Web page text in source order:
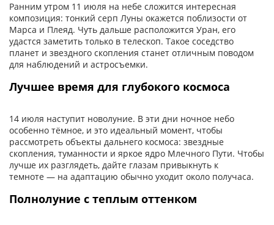
Ранним утром 11 июля на небе сложится интересная
композиция: тонкий серп Луны окажется поблизости от
Марса и Плеяд. Чуть дальше расположится Уран, его
удастся заметить только в телескоп. Такое соседство
планет и звездного скопления станет отличным поводом
для наблюдений и астросъемки.
Лучшее время для глубокого космоса
14 июля наступит новолуние. В эти дни ночное небо
особенно тёмное, и это идеальный момент, чтобы
рассмотреть объекты дальнего космоса: звездные
скопления, туманности и яркое ядро Млечного Пути. Чтобы
лучше их разглядеть, дайте глазам привыкнуть к
темноте — на адаптацию обычно уходит около получаса.
Полнолуние с теплым оттенком